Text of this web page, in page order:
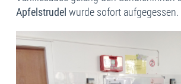
Apfelstrudel wurde sofort aufgegessen.